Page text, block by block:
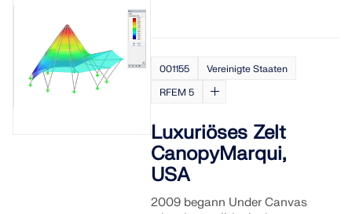
001155
Vereinigte Staaten
RFEM 5
Luxuriöses Zelt
CanopyMarqui,
USA
2009 begann Under Canvas